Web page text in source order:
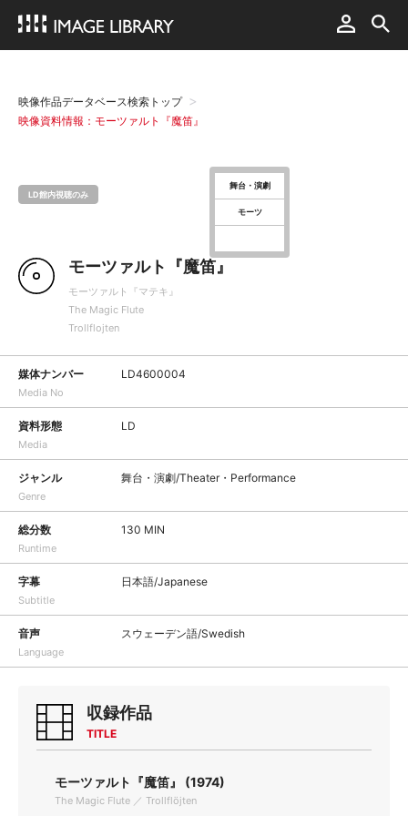
映像作品データベース検索トップ
映像資料情報：モーツァルト『魔笛』
LD館内視聴のみ
舞台・演劇
モーツ
モーツァルト『魔笛』
モーツァルト『マテキ』
The Magic Flute
Trollflojten
媒体ナンバー
Media No
LD4600004
資料形態
Media
LD
ジャンル
Genre
舞台・演劇/Theater・Performance
総分数
Runtime
130 MIN
字幕
Subtitle
日本語/Japanese
音声
Language
スウェーデン語/Swedish
収録作品
TITLE
モーツァルト『魔笛』 (1974)
The Magic Flute ／ Trollflöjten